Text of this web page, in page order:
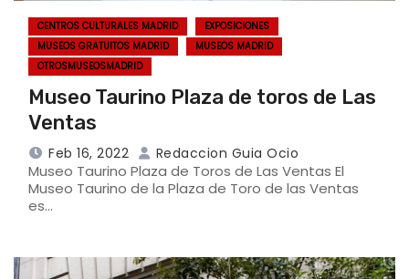
CENTROS CULTURALES MADRID
EXPOSICIONES
MUSEOS GRATUITOS MADRID
MUSEOS MADRID
OTROSMUSEOSMADRID
Museo Taurino Plaza de toros de Las
Ventas
Feb 16, 2022 Redaccion Guia Ocio
Museo Taurino Plaza de Toros de Las Ventas El
Museo Taurino de la Plaza de Toro de las Ventas
es…